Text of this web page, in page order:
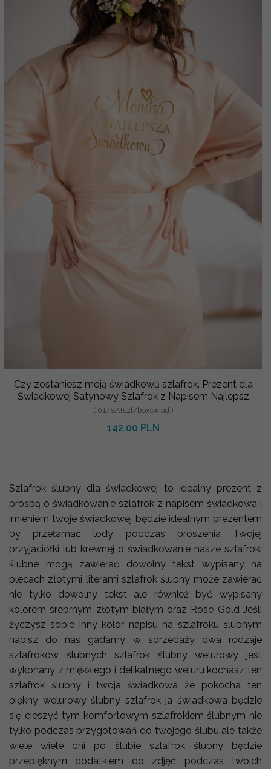
Czy zostaniesz moją świadkową szlafrok. Prezent dla
Świadkowej Satynowy Szlafrok z Napisem Najlepsz
( 01/SATszl/boxswiad )
142.00 PLN
Szlafrok ślubny dla świadkowej to idealny prezent z
prośbą o świadkowanie szlafrok z napisem świadkowa i
imieniem twoje świadkowej będzie idealnym prezentem
by przełamać lody podczas proszenia Twojej
przyjaciółki lub krewnej o świadkowanie nasze szlafroki
ślubne mogą zawierać dowolny tekst wypisany na
plecach złotymi literami szlafrok ślubny może zawierać
nie tylko dowolny tekst ale również być wypisany
kolorem srebrnym złotym białym oraz Rose Gold Jeśli
życzysz sobie inny kolor napisu na szlafroku ślubnym
napisz do nas gadamy w sprzedaży dwa rodzaje
szlafroków ślubnych szlafrok ślubny welurowy jest
wykonany z miękkiego i delikatnego weluru kochasz ten
szlafrok ślubny i twoja świadkowa że pokocha ten
piękny welurowy ślubny szlafrok ja świadkowa będzie
się cieszyć tym komfortowym szlafrokiem ślubnym nie
tylko podczas przygotowań do twojego ślubu ale także
wiele wiele dni po ślubie szlafrok ślubny będzie
przepięknym dodatkiem do zdjęć podczas twoich